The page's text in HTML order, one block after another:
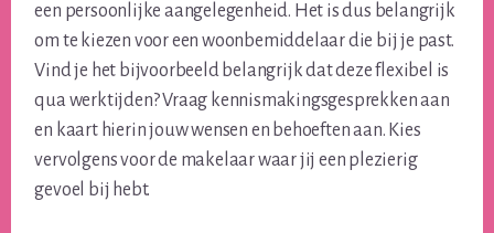
een persoonlijke aangelegenheid. Het is dus belangrijk
om te kiezen voor een woonbemiddelaar die bij je past.
Vind je het bijvoorbeeld belangrijk dat deze flexibel is
qua werktijden? Vraag kennismakingsgesprekken aan
en kaart hierin jouw wensen en behoeften aan. Kies
vervolgens voor de makelaar waar jij een plezierig
gevoel bij hebt.